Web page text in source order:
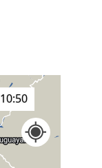
11:00